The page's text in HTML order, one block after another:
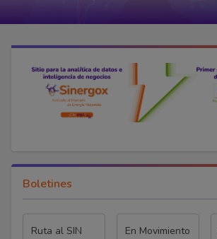
Boletines
Ruta al SIN En Movimiento